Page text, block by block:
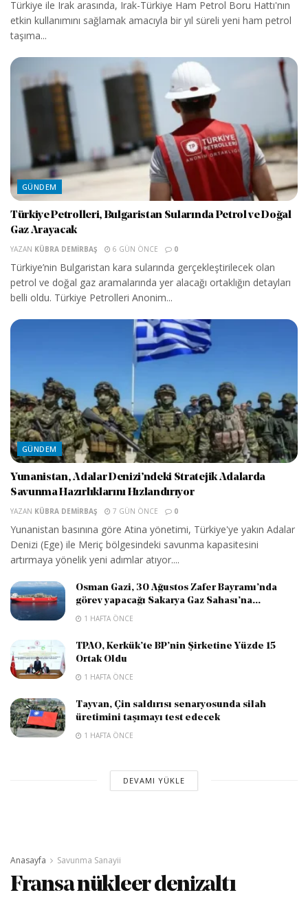
Türkiye ile Irak arasında, Irak-Türkiye Ham Petrol Boru Hattı'nın
etkin kullanımını sağlamak amacıyla bir yıl süreli yeni ham petrol
taşıma...
GÜNDEM
Türkiye Petrolleri, Bulgaristan Sularında Petrol ve Doğal
Gaz Arayacak
YAZAN KÜBRA DEMIRBAŞ 6 GÜN ÖNCE 0
Türkiye’nin Bulgaristan kara sularında gerçekleştirilecek olan
petrol ve doğal gaz aramalarında yer alacağı ortaklığın detayları
belli oldu. Türkiye Petrolleri Anonim...
GÜNDEM
Yunanistan, Adalar Denizi’ndeki Stratejik Adalarda
Savunma Hazırlıklarını Hızlandırıyor
YAZAN KÜBRA DEMIRBAŞ 7 GÜN ÖNCE 0
Yunanistan basınına göre Atina yönetimi, Türkiye'ye yakın Adalar
Denizi (Ege) ile Meriç bölgesindeki savunma kapasitesini
artırmaya yönelik yeni adımlar atıyor....
Osman Gazi, 30 Ağustos Zafer Bayramı’nda
görev yapacağı Sakarya Gaz Sahası’na...
1 HAFTA ÖNCE
TPAO, Kerkük’te BP’nin Şirketine Yüzde 15
Ortak Oldu
1 HAFTA ÖNCE
Tayvan, Çin saldırısı senaryosunda silah
üretimini taşımayı test edecek
1 HAFTA ÖNCE
DEVAMI YÜKLE
Anasayfa Savunma Sanayii
Fransa nükleer denizaltı